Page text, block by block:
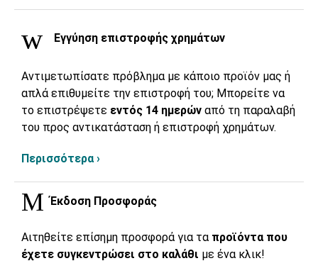
Εγγύηση επιστροφής χρημάτων
Αντιμετωπίσατε πρόβλημα με κάποιο προϊόν μας ή
απλά επιθυμείτε την επιστροφή του; Μπορείτε να
το επιστρέψετε εντός 14 ημερών από τη παραλαβή
του προς αντικατάσταση ή επιστροφή χρημάτων.
Περισσότερα ›
Έκδοση Προσφοράς
Αιτηθείτε επίσημη προσφορά για τα προϊόντα που
έχετε συγκεντρώσει στο καλάθι με ένα κλικ!